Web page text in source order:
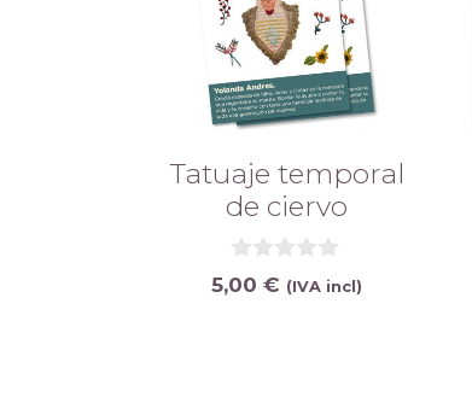
Tatuaje temporal
de ciervo
0
d
5,00 € (IVA incl)